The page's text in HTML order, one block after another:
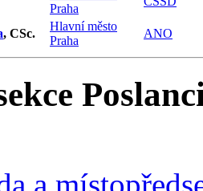
Praha
, CSc.
Hlavní město
Praha
ANO
a